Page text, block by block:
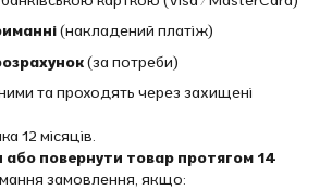
(накладений платіж)
(за потреби)
та проходять через захищені
12 місяців.
або повернути товар протягом 14
замовлення, якщо: